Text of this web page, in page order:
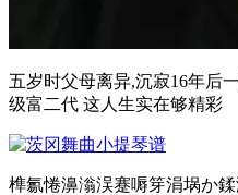
五岁时父母离异,沉寂16年后
级富二代 这人生实在够精彩
榫氱惓濞滃洖蹇嗕笌涓埚か